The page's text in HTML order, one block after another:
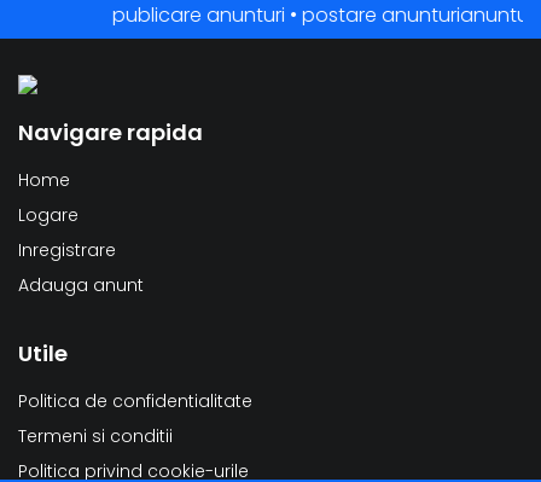
publicare anunturi • postare
Navigare rapida
Home
Logare
Inregistrare
Adauga anunt
Utile
Politica de confidentialitate
Termeni si conditii
Politica privind cookie-urile